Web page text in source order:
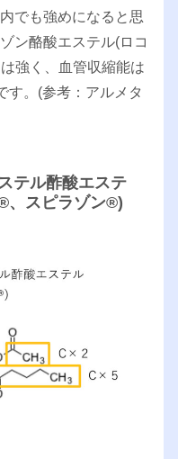
でも強めになると思
ン酪酸エステル(ロコ
強く、血管収縮能は
す。(参考：アルメタ
テル酢酸エステ
、スピラゾン®︎)